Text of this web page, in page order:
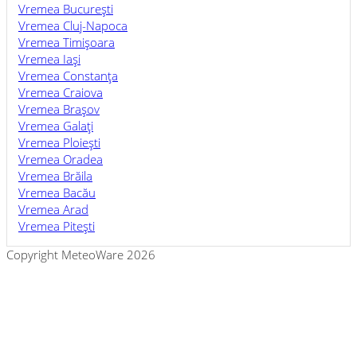
Vremea Bucureşti
Vremea Cluj-Napoca
Vremea Timişoara
Vremea Iaşi
Vremea Constanţa
Vremea Craiova
Vremea Braşov
Vremea Galaţi
Vremea Ploieşti
Vremea Oradea
Vremea Brăila
Vremea Bacău
Vremea Arad
Vremea Piteşti
Copyright MeteoWare 2026